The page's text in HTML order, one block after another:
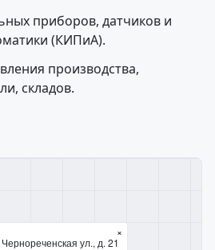
приборов, датчиков и
(КИПиА).
производства,
складов.
ул., д. 21
×